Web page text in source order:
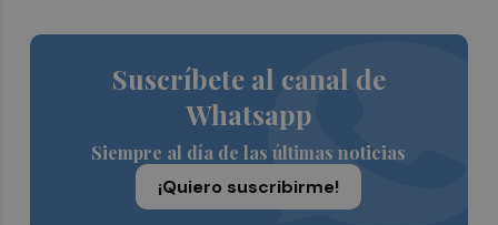
Suscríbete al canal de
Whatsapp
Siempre al día de las últimas noticias
¡Quiero suscribirme!